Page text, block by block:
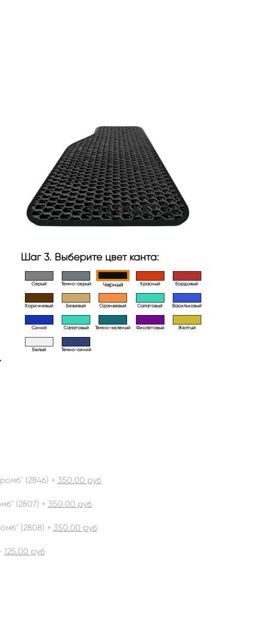
Шаг 3. Выберите цвет канта:
Серый Темно-серый Черный Красный Бордовый
Коричневый Бежевый Оранжевый Салатовый Васильковый
Синий Салатовый Тёмно-зелёный Фиолетовый Желтый
Белый Тёмно-синий
(2846) + 350.00 руб
(2807) + 350.00 руб
(2808) + 350.00 руб
125.00 руб